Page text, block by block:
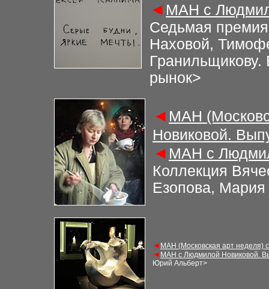
◄ МАН с
Седьмая
Наховой,
рынок>
◄ МАН
Новиковой.
◄ МАН с
Коллекция
Езопова, Мария
◄ МАН (Московская арт неделя)
◄ МАН с Людмилой Новиковой.
Юрий Альберт>